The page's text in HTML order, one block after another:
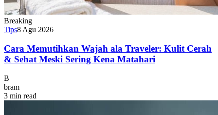
Breaking
Tips8 Agu 2026
Cara Memutihkan Wajah ala Traveler: Kulit Cerah
& Sehat Meski Sering Kena Matahari
B
bram
3 min read